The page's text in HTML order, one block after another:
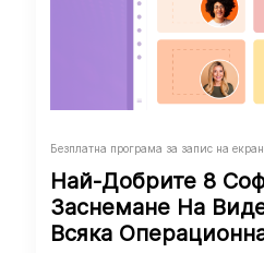
Безплатна програма за запис на
Най-Добрите 8
Заснемане На
Всяка